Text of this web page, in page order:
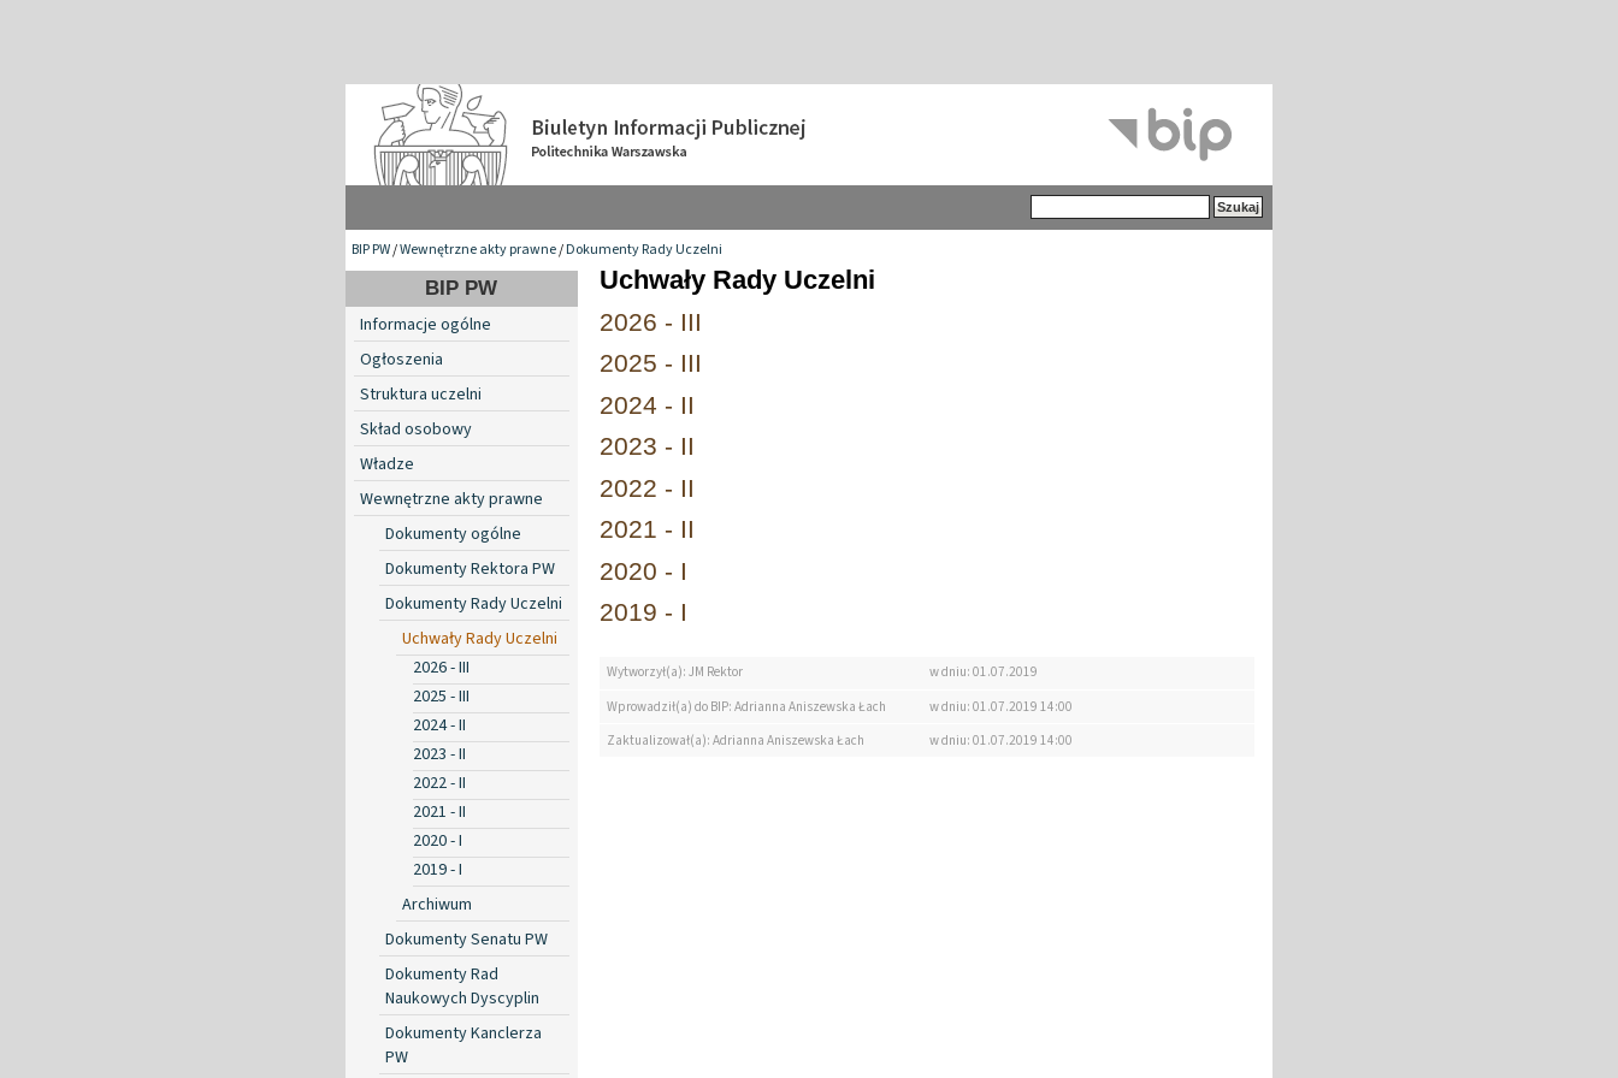
BIP PW/Wewnętrzne akty prawne/Dokumenty Rady Uczelni
BIP PW
Informacje ogólne
Ogłoszenia
Struktura uczelni
Skład osobowy
Władze
Wewnętrzne akty prawne
Dokumenty ogólne
Dokumenty Rektora PW
Dokumenty Rady Uczelni
Uchwały Rady Uczelni
2026 - III
2025 - III
2024 - II
2023 - II
2022 - II
2021 - II
2020 - I
2019 - I
Archiwum
Dokumenty Senatu PW
Dokumenty Rad
Naukowych Dyscyplin
Dokumenty Kanclerza
PW
Uchwały Rady Uczelni
2026 - III
2025 - III
2024 - II
2023 - II
2022 - II
2021 - II
2020 - I
2019 - I
Wytworzył(a): JM Rektor
w dniu: 01.07.2019
Wprowadził(a) do BIP: Adrianna Aniszewska Łach
w dniu: 01.07.2019 14:00
Zaktualizował(a): Adrianna Aniszewska Łach
w dniu: 01.07.2019 14:00